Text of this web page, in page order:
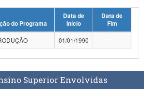
do Programa
Data de
Início
Data de
Fim
01/01/1990 -
Superior Envolvidas